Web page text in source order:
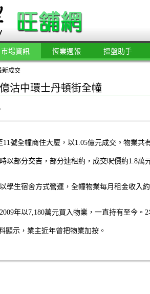
市場資訊 恆業週報 搵盤助手
新成交
沽中環士丹頓街全幢
11號全幢商住大廈，以1.05億元成交。物業
以部分交吉，部分連租約，成交呎價約1.8萬
學生宿舍方式營運，全幢物業每月租金收入
年以7,180萬元買入物業，一直持有至今
顯示，業主近年曾把物業加按。